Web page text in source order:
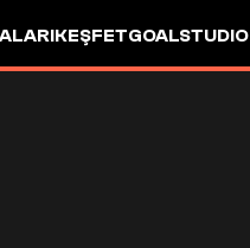
KEŞFETGOALSTUDIO